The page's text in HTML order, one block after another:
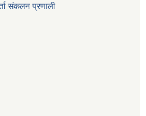
संकलन प्रणाली